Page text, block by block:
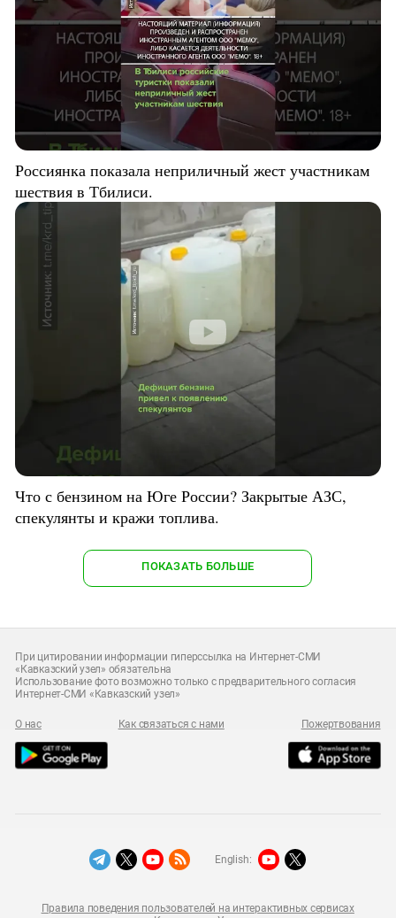
Россиянка показала неприличный жест участникам
шествия в Тбилиси.
Что с бензином на Юге России? Закрытые АЗС,
спекулянты и кражи топлива.
ПОКАЗАТЬ БОЛЬШЕ
При цитировании информации гиперссылка на Интернет-СМИ
«Кавказский узел» обязательна
Использование фото возможно только с предварительного согласия
Интернет-СМИ «Кавказский узел»
О нас Как связаться с нами Пожертвования
Правила поведения пользователей на интерактивных сервисах
English: